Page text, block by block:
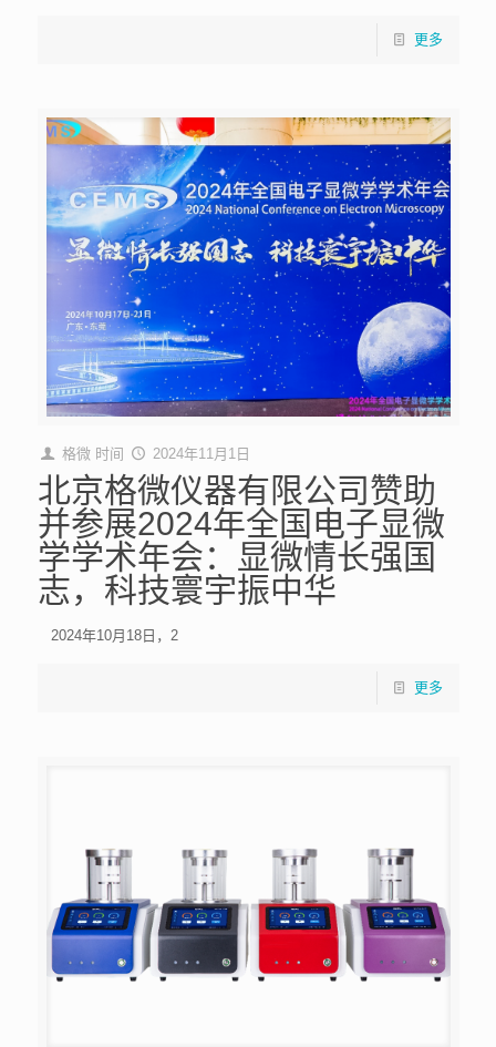
更多
格微 时间 2024年11月1日
北京格微仪器有限公司赞助
并参展2024年全国电子显微
学学术年会：显微情长强国
志，科技寰宇振中华
2024年10月18日，2
更多